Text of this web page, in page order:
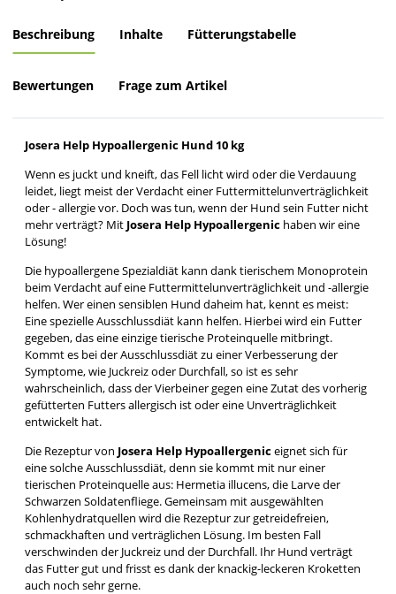
Beschreibung Inhalte Fütterungstabelle
Bewertungen Frage zum Artikel
Josera Help Hypoallergenic Hund 10 kg
Wenn es juckt und kneift, das Fell licht wird oder die Verdauung
leidet, liegt meist der Verdacht einer Futtermittelunverträglichkeit
oder - allergie vor. Doch was tun, wenn der Hund sein Futter nicht
mehr verträgt? Mit Josera Help Hypoallergenic haben wir eine
Lösung!
Die hypoallergene Spezialdiät kann dank tierischem Monoprotein
beim Verdacht auf eine Futtermittelunverträglichkeit und -allergie
helfen. Wer einen sensiblen Hund daheim hat, kennt es meist:
Eine spezielle Ausschlussdiät kann helfen. Hierbei wird ein Futter
gegeben, das eine einzige tierische Proteinquelle mitbringt.
Kommt es bei der Ausschlussdiät zu einer Verbesserung der
Symptome, wie Juckreiz oder Durchfall, so ist es sehr
wahrscheinlich, dass der Vierbeiner gegen eine Zutat des vorherig
gefütterten Futters allergisch ist oder eine Unverträglichkeit
entwickelt hat.
Die Rezeptur von Josera Help Hypoallergeniceignet sich für
eine solche Ausschlussdiät, denn sie kommt mit nur einer
tierischen Proteinquelle aus: Hermetia illucens, die Larve der
Schwarzen Soldatenfliege. Gemeinsam mit ausgewählten
Kohlenhydratquellen wird die Rezeptur zur getreidefreien,
schmackhaften und verträglichen Lösung. Im besten Fall
verschwinden der Juckreiz und der Durchfall. Ihr Hund verträgt
das Futter gut und frisst es dank der knackig-leckeren Kroketten
auch noch sehr gerne.